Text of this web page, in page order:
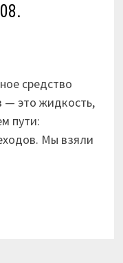
средство
— это жидкость,
пути:
Мы взяли